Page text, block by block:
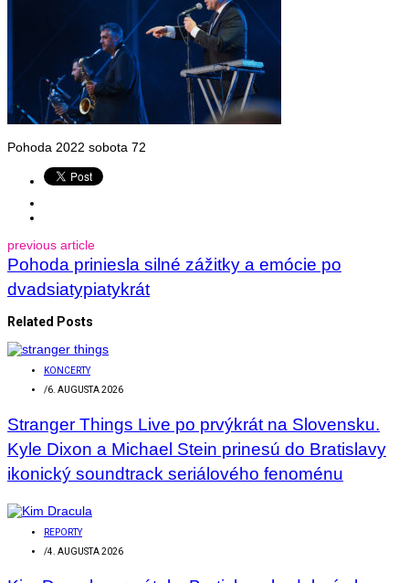
Pohoda 2022 sobota 72
previous article
Pohoda priniesla silné zážitky a emócie po
dvadsiatypiatykrát
Related Posts
KONCERTY
/6. AUGUSTA 2026
Stranger Things Live po prvýkrát na Slovensku.
Kyle Dixon a Michael Stein prinesú do Bratislavy
ikonický soundtrack seriálového fenoménu
REPORTY
/4. AUGUSTA 2026